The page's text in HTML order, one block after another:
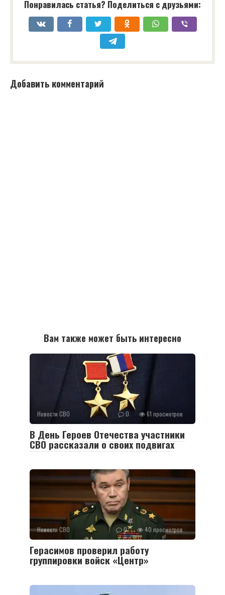
Понравилась статья? Поделиться с друзьями:
Добавить комментарий
Вам также может быть интересно
Новости СВО 0 61 просмотров
В День Героев Отечества участники
СВО рассказали о своих подвигах
Новости СВО 0 40 просмотров
Герасимов проверил работу
группировки войск «Центр»